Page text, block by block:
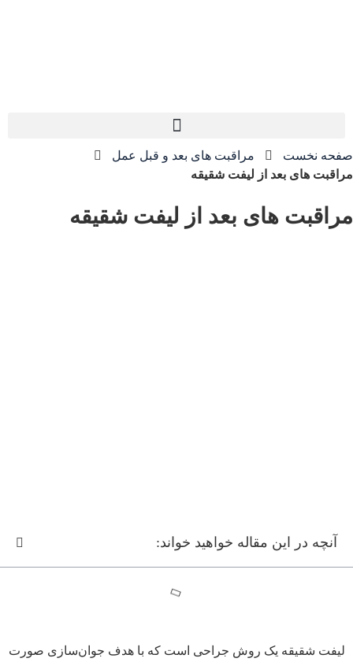
نخست
مراقبت های بعد و قبل عمل
های بعد از لیفت شقیقه
های بعد از لیفت شقیقه
آنچه در این مقاله خواهید خواند:
لیفت شقیقه یک روش جراحی است که با هدف جوان‌سازی صورت